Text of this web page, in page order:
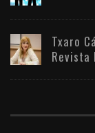
Txaro
Revista